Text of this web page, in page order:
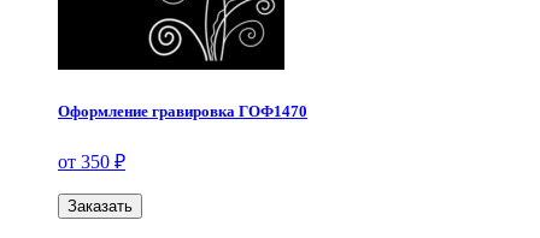
Оформление гравировка ГОФ1470
от 350 ₽
Заказать